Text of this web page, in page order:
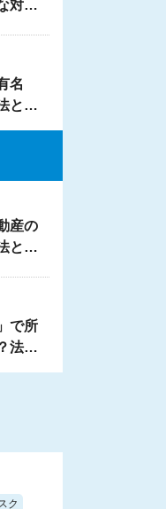
対応
名
と
る？
産の
とセ
で所
法的
すく
ク